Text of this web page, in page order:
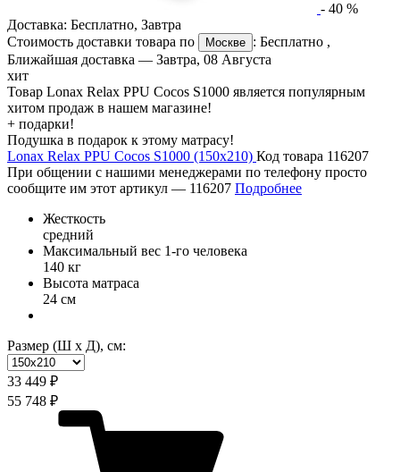
- 40 %
Доставка: Бесплатно, Завтра
Стоимость доставки товара по
Москве : Бесплатно ,
Ближайшая доставка — Завтра, 08 Августа
хит
Товар Lonax Relax PPU Cocos S1000 является популярным
хитом продаж в нашем магазине!
+ подарки!
Подушка в подарок к этому матрасу!
Lonax Relax PPU Cocos S1000 (150х210) Код товара 116207
При общении с нашими менеджерами по телефону просто
сообщите им этот артикул — 116207 Подробнее
Жесткость
средний
Максимальный вес 1-го человека
140 кг
Высота матраса
24 см
Размер (Ш х Д), см:
33 449 ₽
55 748 ₽